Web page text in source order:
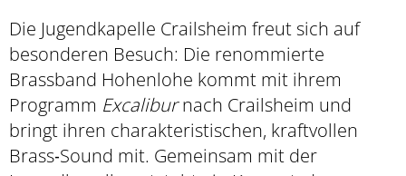
Die Jugendkapelle Crailsheim freut sich auf
besonderen Besuch: Die renommierte
Brassband Hohenlohe kommt mit ihrem
Programm Excaliburnach Crailsheim und
bringt ihren charakteristischen, kraftvollen
Brass‑Sound mit. Gemeinsam mit der